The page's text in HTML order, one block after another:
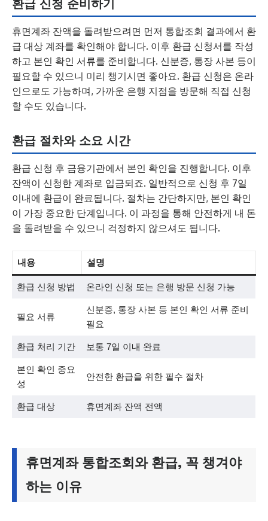
환급 신청 준비하기
휴면계좌 잔액을 돌려받으려면 먼저 통합조회 결과에서 환
급 대상 계좌를 확인해야 합니다. 이후 환급 신청서를 작성
하고 본인 확인 서류를 준비합니다. 신분증, 통장 사본 등이
필요할 수 있으니 미리 챙기시면 좋아요. 환급 신청은 온라
인으로도 가능하며, 가까운 은행 지점을 방문해 직접 신청
할 수도 있습니다.
환급 절차와 소요 시간
환급 신청 후 금융기관에서 본인 확인을 진행합니다. 이후
잔액이 신청한 계좌로 입금되죠. 일반적으로 신청 후 7일
이내에 환급이 완료됩니다. 절차는 간단하지만, 본인 확인
이 가장 중요한 단계입니다. 이 과정을 통해 안전하게 내 돈
을 돌려받을 수 있으니 걱정하지 않으셔도 됩니다.
내용 설명
환급 신청 방법 온라인 신청 또는 은행 방문 신청 가능
필요 서류
신분증, 통장 사본 등 본인 확인 서류 준비
필요
환급 처리 기간 보통 7일 이내 완료
본인 확인 중요
성
안전한 환급을 위한 필수 절차
환급 대상 휴면계좌 잔액 전액
휴면계좌 통합조회와 환급, 꼭 챙겨야
하는 이유